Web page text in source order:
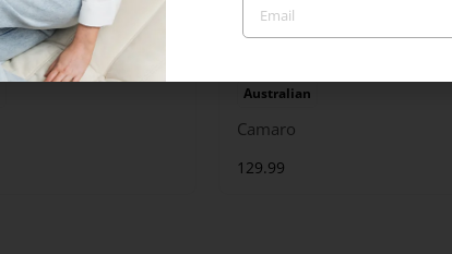
Australian
Camaro
129.99